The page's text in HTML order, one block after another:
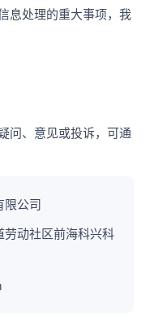
息处理的重大事项，我
问、意见或投诉，可通
限公司
动社区前海科兴科